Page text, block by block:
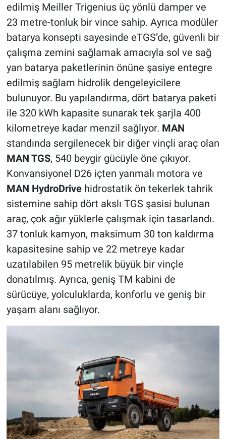
edilmiş Meiller Trigenius üç yönlü damper ve
23 metre-tonluk bir vince sahip. Ayrıca modüler
batarya konsepti sayesinde eTGS’de, güvenli bir
çalışma zemini sağlamak amacıyla sol ve sağ
yan batarya paketlerinin önüne şasiye entegre
edilmiş sağlam hidrolik dengeleyicilere
bulunuyor. Bu yapılandırma, dört batarya paketi
ile 320 kWh kapasite sunarak tek şarjla 400
kilometreye kadar menzil sağlıyor. MAN
standında sergilenecek bir diğer vinçli araç olan
MAN TGS, 540 beygir gücüyle öne çıkıyor.
Konvansiyonel D26 içten yanmalı motora ve
MAN HydroDrivehidrostatik ön tekerlek tahrik
sistemine sahip dört akslı TGS şasisi bulunan
araç, çok ağır yüklerle çalışmak için tasarlandı.
37 tonluk kamyon, maksimum 30 ton kaldırma
kapasitesine sahip ve 22 metreye kadar
uzatılabilen 95 metrelik büyük bir vinçle
donatılmış. Ayrıca, geniş TM kabini de
sürücüye, yolculuklarda, konforlu ve geniş bir
yaşam alanı sağlıyor.